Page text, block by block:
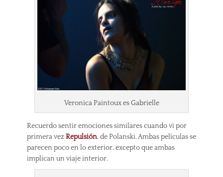
Veronica Paintoux es Gabrielle
Recuerdo sentir emociones similares cuando vi por
primera vezRepulsión, de Polanski. Ambas películas se
parecen poco en lo exterior, excepto que ambas
implican un viaje interior.